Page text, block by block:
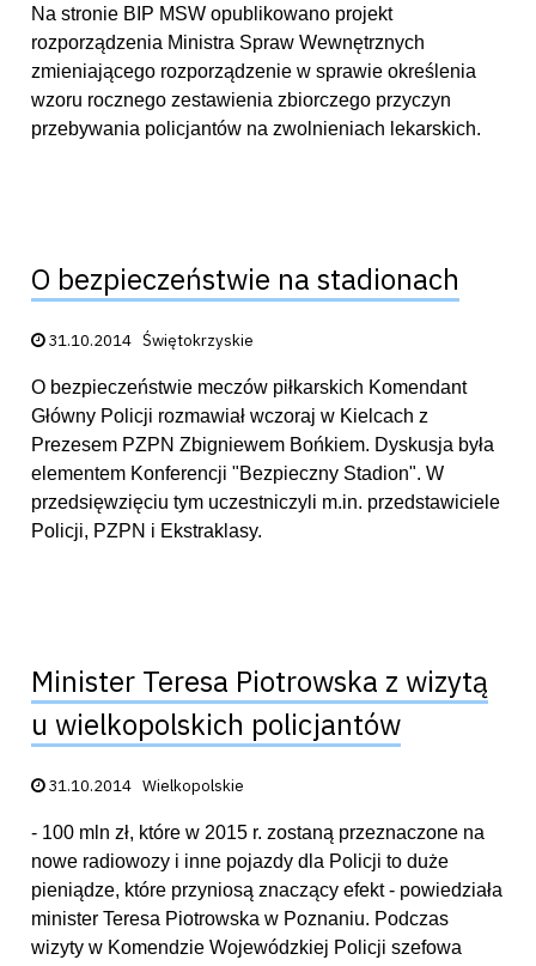
Na stronie BIP MSW opublikowano projekt
rozporządzenia Ministra Spraw Wewnętrznych
zmieniającego rozporządzenie w sprawie określenia
wzoru rocznego zestawienia zbiorczego przyczyn
przebywania policjantów na zwolnieniach lekarskich.
O bezpieczeństwie na stadionach
Data publikacji:
31.10.2014Świętokrzyskie
O bezpieczeństwie meczów piłkarskich Komendant
Główny Policji rozmawiał wczoraj w Kielcach z
Prezesem PZPN Zbigniewem Bońkiem. Dyskusja była
elementem Konferencji "Bezpieczny Stadion". W
przedsięwzięciu tym uczestniczyli m.in. przedstawiciele
Policji, PZPN i Ekstraklasy.
Minister Teresa Piotrowska z wizytą
u wielkopolskich policjantów
Data publikacji:
31.10.2014Wielkopolskie
- 100 mln zł, które w 2015 r. zostaną przeznaczone na
nowe radiowozy i inne pojazdy dla Policji to duże
pieniądze, które przyniosą znaczący efekt - powiedziała
minister Teresa Piotrowska w Poznaniu. Podczas
wizyty w Komendzie Wojewódzkiej Policji szefowa